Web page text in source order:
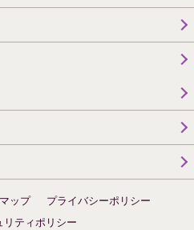
ップ
プライバシーポリシー
リティポリシー